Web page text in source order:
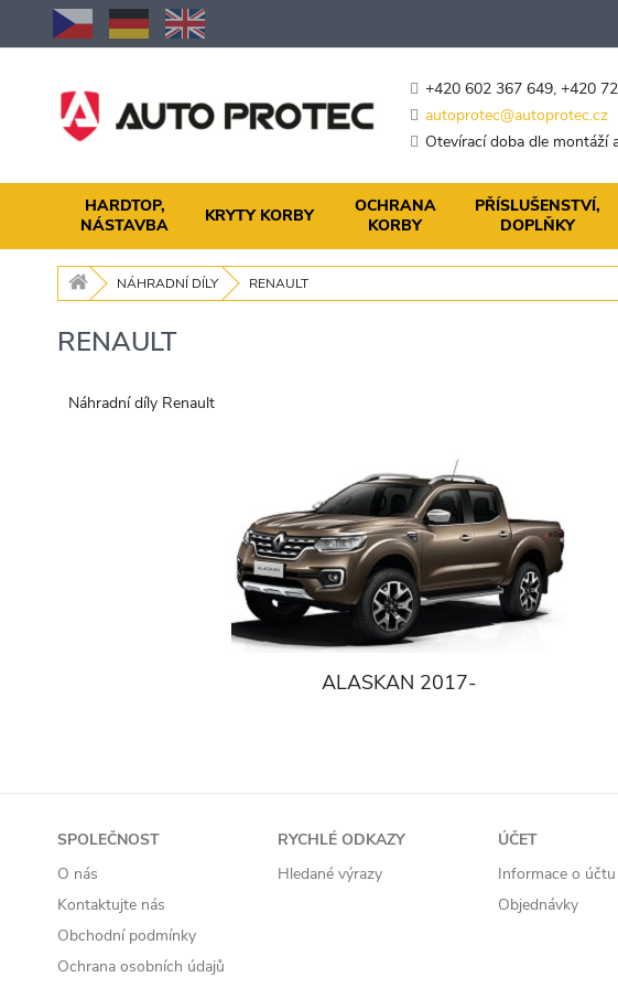
Přejít
na
obsah
+420 602 367 649, +420
autoprotec@autoprotec.cz
Otevírací doba dle montáží
HARDTOP,
NÁSTAVBA
KRYTY KORBY
OCHRANA
KORBY
PŘÍSLUŠENSTVÍ,
DOPLŇKY
NÁHRADNÍ DÍLY RENAULT
RENAULT
Náhradní díly Renault
ALASKAN 2017-
SPOLEČNOST
O nás
Kontaktujte nás
Obchodní podmínky
Ochrana osobních údajů
RYCHLÉ ODKAZY
Hledané výrazy
ÚČET
Informace o účtu
Objednávky